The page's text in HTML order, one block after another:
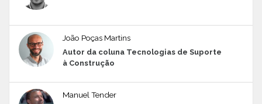
João Poças Martins
Autor da coluna Tecnologias de Suporte
à Construção
Manuel Tender